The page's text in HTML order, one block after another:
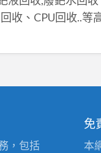
收、CPU回收..等
，包括
免
本